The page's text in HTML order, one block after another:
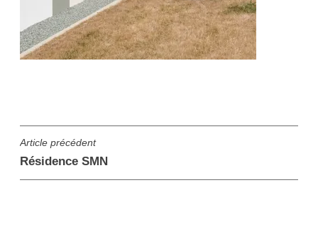
Navigation
de
l’article
Article précédent
Résidence SMN